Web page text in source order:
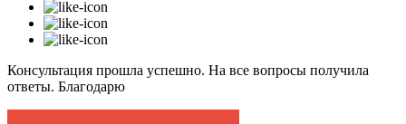
Консультация прошла успешно. На все вопросы получила
ответы. Благодарю